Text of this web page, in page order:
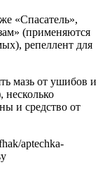
«Спасатель»,
(применяются
репеллент для
мазь от ушибов и
несколько
и средство от
aptechka-